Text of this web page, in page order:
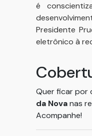
é
Presidente
eletrônico à
Quer ficar por
da Novanas
Acompanhe!